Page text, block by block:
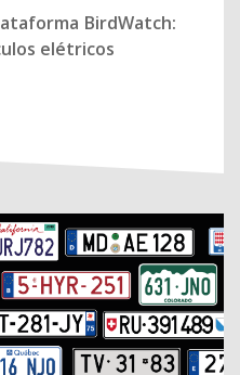
BirdWatch:
elétricos